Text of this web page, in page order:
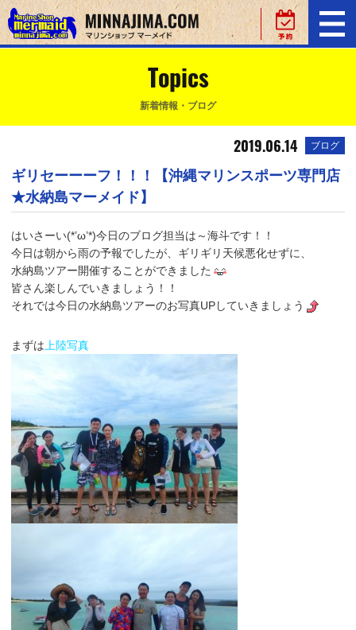
Topics
新着情報・ブログ
2019.06.14 ブログ
ギリセーーーフ！！！【沖縄マリンスポーツ専門店
★水納島マーメイド】
はいさーい(*’ω’*)今日のブログ担当は～海斗です！！
今日は朝から雨の予報でしたが、ギリギリ天候悪化せずに、
水納島ツアー開催することができました
皆さん楽しんでいきましょう！！
それでは今日の水納島ツアーのお写真UPしていきましょう
まずは 上陸写真